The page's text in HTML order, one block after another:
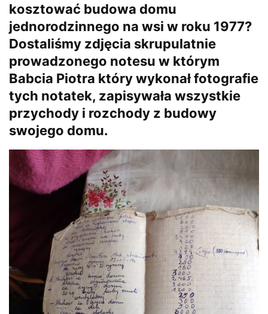
kosztować budowa domu
jednorodzinnego na wsi w roku 1977?
Dostaliśmy zdjęcia skrupulatnie
prowadzonego notesu w którym
Babcia Piotra który wykonał fotografie
tych notatek, zapisywała wszystkie
przychody i rozchody z budowy
swojego domu.